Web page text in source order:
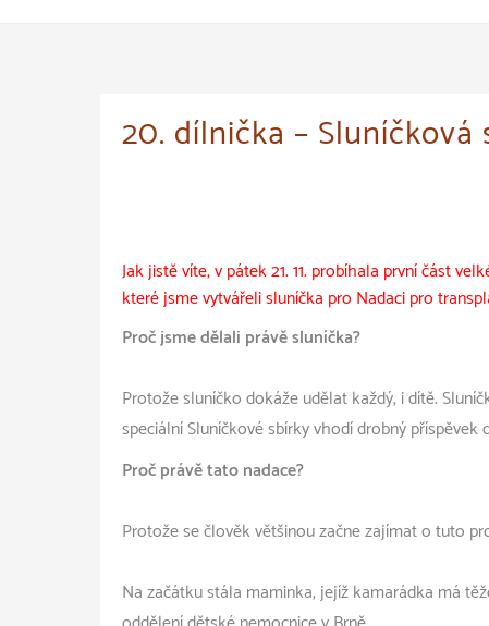
20. dílnička –
Jak jistě víte, v pátek 21. 11. probíhala první část
které jsme vytvářeli sluníčka pro Nadaci pro
Proč jsme dělali právě sluníčka?
Protože sluníčko dokáže udělat každý, i dítě.
speciální Sluníčkové sbírky vhodí drobný příspěvek
Proč právě tato nadace?
Protože se člověk většinou začne zajímat o tuto
Na začátku stála maminka, jejíž kamarádka má